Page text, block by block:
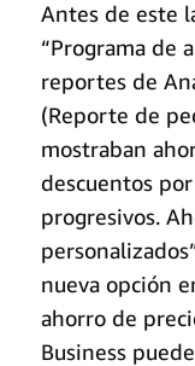
Antes de este
“Programa de
reportes de
(Reporte de
mostraban
descuentos
progresivos.
nueva opción
ahorro de
Business